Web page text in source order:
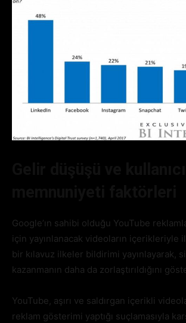
Google’ın sahibi olduğu YouTube
için yayınlanacak videoların içerikleriyle
bir kılavuz ilkeler bildirimi yayınlayarak,
kazanmanın daha da zorlaştırıldığını
YouTube, aşırı ve saldırgan içerikli
reklam gösterimi yaptığı suçlamasıyla